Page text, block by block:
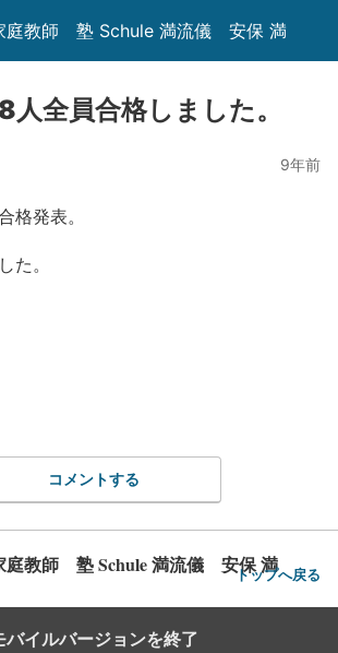
庭教師 塾 Schule 満流儀 安保 満
人全員合格しました。
9年前
格発表。
た。
コメントする
庭教師 塾 Schule 満流儀 安保 満トップへ戻る
バイルバージョンを終了